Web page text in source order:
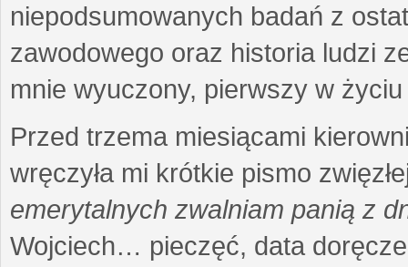
niepodsumowanych badań z
zawodowego oraz historia ludzi
mnie wyuczony, pierwszy w
Przed trzema miesiącami
wręczyła mi krótkie pismo
emerytalnych zwalniam panią z
Wojciech… pieczęć, data